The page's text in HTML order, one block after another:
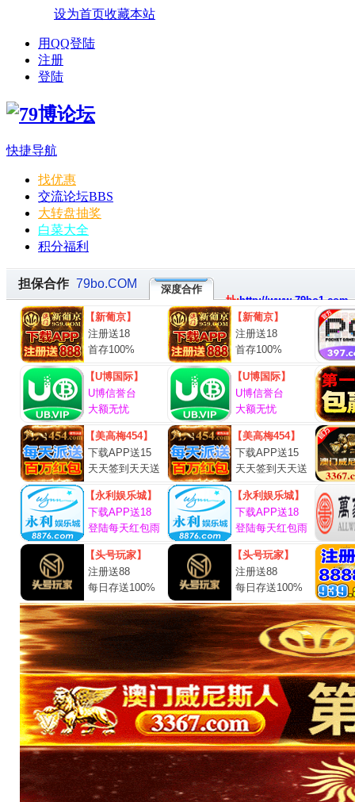
设为首页收藏本站
用QQ登陆
注册
登陆
快捷导航
找优惠
交流论坛BBS
大转盘抽奖
白菜大全
积分福利